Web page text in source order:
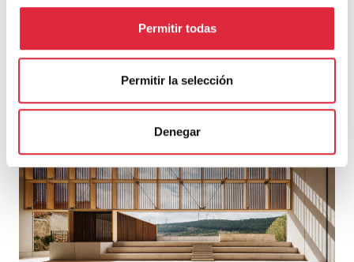
Permitir todas
Permitir la selección
Denegar
TAMBIÉN PUEDE INTERESARTE